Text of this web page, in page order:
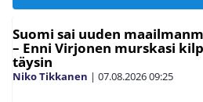
Suomi sai uuden
– Enni Virjonen murskasi
täysin
Niko Tikkanen | 07.08.202609:25